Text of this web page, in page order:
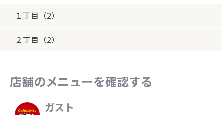
１丁目（2）
２丁目（2）
店舗のメニューを確認する
ガスト